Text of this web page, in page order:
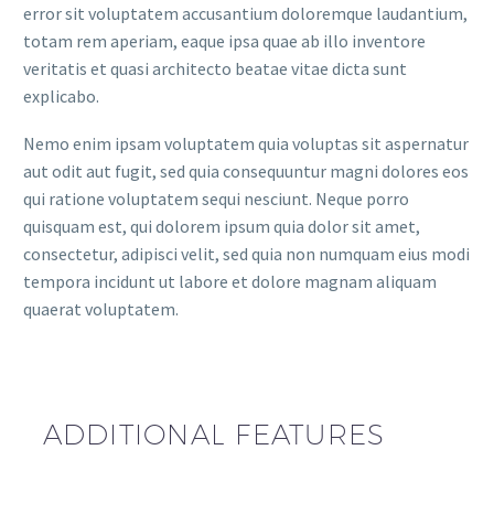
error sit voluptatem accusantium doloremque laudantium,
totam rem aperiam, eaque ipsa quae ab illo inventore
veritatis et quasi architecto beatae vitae dicta sunt
explicabo.
Nemo enim ipsam voluptatem quia voluptas sit aspernatur
aut odit aut fugit, sed quia consequuntur magni dolores eos
qui ratione voluptatem sequi nesciunt. Neque porro
quisquam est, qui dolorem ipsum quia dolor sit amet,
consectetur, adipisci velit, sed quia non numquam eius modi
tempora incidunt ut labore et dolore magnam aliquam
quaerat voluptatem.
ADDITIONAL FEATURES